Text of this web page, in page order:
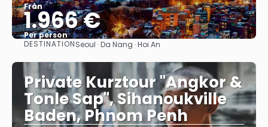
Från
1.966 €
Per person
Se
DESTINATIONSeoul · Da Nang · Hoi An
Private Kurztour "Angkor &
Tonle Sap", Sihanoukville
Baden, Phnom Penh